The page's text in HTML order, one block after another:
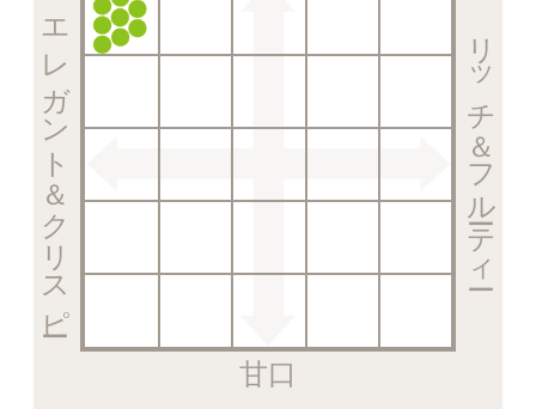
リッチ＆フルーティー
甘口
エレガント＆クリスピー